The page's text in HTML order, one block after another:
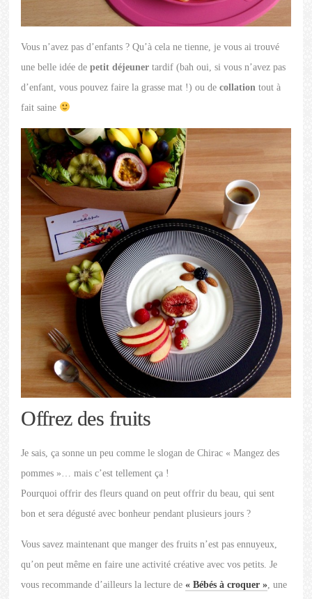
Vous n’avez pas d’enfants ? Qu’à cela ne tienne, je vous ai trouvé
une belle idée depetit déjeuner tardif (bah oui, si vous n’avez pas
d’enfant, vous pouvez faire la grasse mat !) ou decollation tout à
fait saine
Offrez des fruits
Je sais, ça sonne un peu comme le slogan de Chirac « Mangez des
pommes »… mais c’est tellement ça !
Pourquoi offrir des fleurs quand on peut offrir du beau, qui sent
bon et sera dégusté avec bonheur pendant plusieurs jours ?
Vous savez maintenant que manger des fruits n’est pas ennuyeux,
qu’on peut même en faire une activité créative avec vos petits. Je
vous recommande d’ailleurs la lecture de« Bébés à croquer », une